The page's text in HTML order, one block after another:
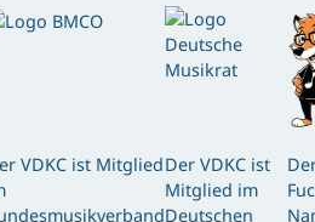
VDKC ist MitgliedDer VDKC ist
Mitglied im
Deutschen